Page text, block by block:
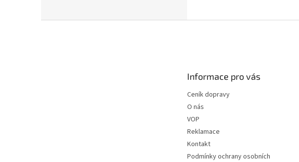
Informace pro vás
Ceník dopravy
O nás
VOP
Reklamace
Kontakt
Podmínky ochrany osobních